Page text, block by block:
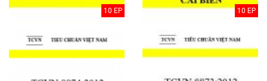
10 EP 10 EP